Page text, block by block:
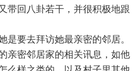
带回八卦若干，并很积极地跟
是要去拜访她最亲密的邻居。
亲密邻居家的相关讯息，如他